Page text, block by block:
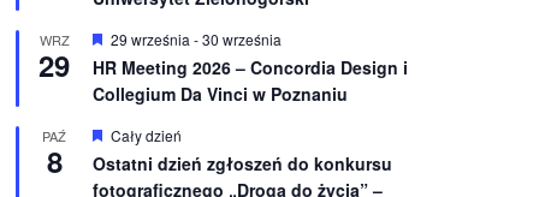
n
i
o
n
WRZ
29
W
y
r
ó
n
o
n
29 września -30 września
HR Meeting 2026 – Concordia Design i
Collegium Da Vinci w Poznaniu
PAŹ
8
W
r
ó
Cały dzień
Ostatni dzień zgłoszeń do konkursu
fotograficznego „Droga do życia” –